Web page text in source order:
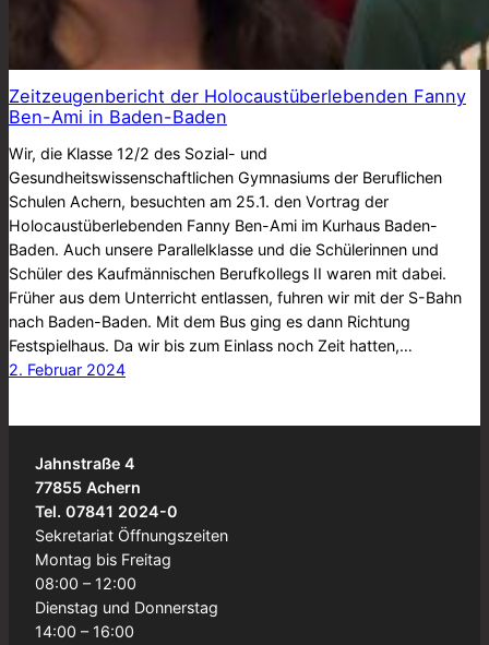
Zeitzeugenbericht der Holocaustüberlebenden Fanny
Ben-Ami in Baden-Baden
Wir, die Klasse 12/2 des Sozial- und
Gesundheitswissenschaftlichen Gymnasiums der Beruflichen
Schulen Achern, besuchten am 25.1. den Vortrag der
Holocaustüberlebenden Fanny Ben-Ami im Kurhaus Baden-
Baden. Auch unsere Parallelklasse und die Schülerinnen und
Schüler des Kaufmännischen Berufkollegs II waren mit dabei.
Früher aus dem Unterricht entlassen, fuhren wir mit der S-Bahn
nach Baden-Baden. Mit dem Bus ging es dann Richtung
Festspielhaus. Da wir bis zum Einlass noch Zeit hatten,…
2. Februar 2024
Jahnstraße 4
77855 Achern
Tel. 07841 2024-0
Sekretariat Öffnungszeiten
Montag bis Freitag
08:00 – 12:00
Dienstag und Donnerstag
14:00 – 16:00